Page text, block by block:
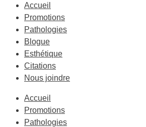
Accueil
Promotions
Pathologies
Blogue
Esthétique
Citations
Nous joindre
Accueil
Promotions
Pathologies